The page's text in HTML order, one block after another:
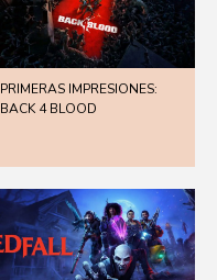
PRIMERAS IMPRESIONES:
BACK 4 BLOOD